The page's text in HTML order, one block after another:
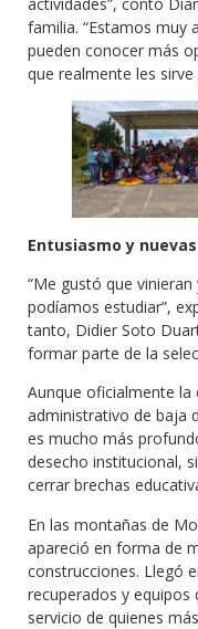
familia. “Estamos muy
pueden conocer más
que realmente les sirve
Entusiasmo y
“Me gustó que
podíamos estudiar”,
tanto, Didier Soto
formar parte de la
Aunque oficialmente
administrativo de baja
es mucho más
desecho institucional,
cerrar brechas
En las montañas de
apareció en forma de
construcciones. Llegó
recuperados y equipos
servicio de quienes